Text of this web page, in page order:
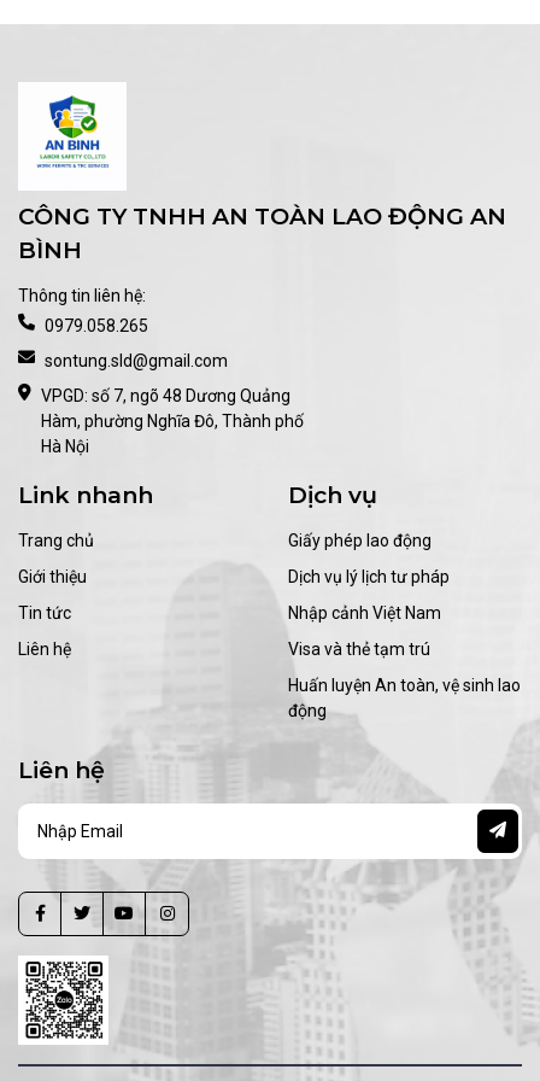
CÔNG TY TNHH AN TOÀN LAO ĐỘNG AN
BÌNH
Thông tin liên hệ:
0979.058.265
sontung.sld@gmail.com
VPGD: số 7, ngõ 48 Dương Quảng
Hàm, phường Nghĩa Đô, Thành phố
Hà Nội
Link nhanh
Trang chủ
Giới thiệu
Tin tức
Liên hệ
Dịch vụ
Giấy phép lao động
Dịch vụ lý lịch tư pháp
Nhập cảnh Việt Nam
Visa và thẻ tạm trú
Huấn luyện An toàn, vệ sinh lao
động
Liên hệ